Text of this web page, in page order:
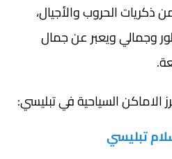
ذكريات الحروب والأجيال،
وجمالي ويعبر عن جمال
الاماكن السياحية في تبليسي: